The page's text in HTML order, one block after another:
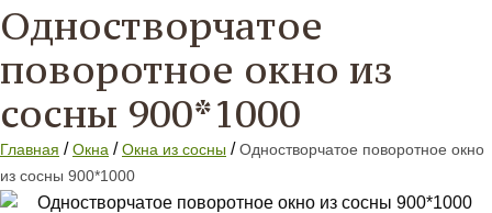
Одностворчатое
поворотное окно из
сосны 900*1000
Главная / Окна / Окна из сосны / Одностворчатое поворотное окно
из сосны 900*1000